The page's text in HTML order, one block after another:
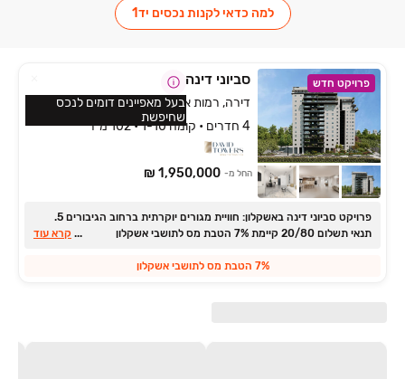
למה כדאי לקנות נכסים יד1
פרויקט חדש סביוני דינה
דירה, רמות אשקלון, אשקלון
4 חדרים • קומה 1-10 • 102 מ״ר
החל מ- 1,950,000 ₪
פרויקט סביוני דינה באשקלון: חוויית מגורים יוקרתית ברחוב הגיבורים ‏5.
תנאי תשלום 20/80 ‏קיימת 7% הטבת מס לתושבי אשקלון
... קרא עוד
7% הטבת מס לתושבי אשקלון
בעל מאפיינים דומים לנכס
שחיפשת